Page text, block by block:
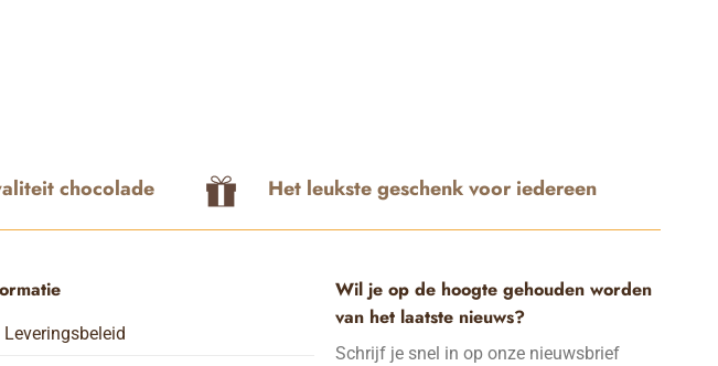
chocolade Het leukste geschenk voor iedereen
Leveringsbeleid
Wil je op de hoogte gehouden worden
van het laatste nieuws?
Schrijf je snel in op onze nieuwsbrief